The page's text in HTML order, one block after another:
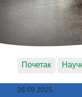
Почетак
26.09.2025